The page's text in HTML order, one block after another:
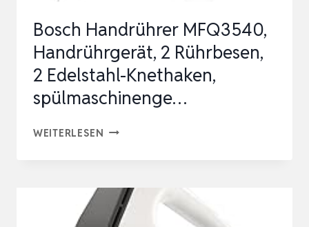
Bosch Handrührer MFQ3540,
Handrührgerät, 2 Rührbesen,
2 Edelstahl-Knethaken,
spülmaschinenge…
WEITERLESEN BOSCH
HANDRÜHRGERÄT,